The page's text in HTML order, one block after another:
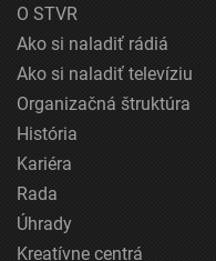
O STVR
Ako si naladiť rádiá
Ako si naladiť televíziu
Organizačná štruktúra
História
Kariéra
Rada
Úhrady
Kreatívne centrá